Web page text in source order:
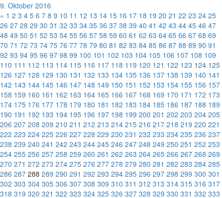
9. Oktober 2016
« 1 2 3 4 5 6 7 8 9 10 11 12 13 14 15 16 17 18 19 20 21 22 23 24 25
26 27 28 29 30 31 32 33 34 35 36 37 38 39 40 41 42 43 44 45 46 47
48 49 50 51 52 53 54 55 56 57 58 59 60 61 62 63 64 65 66 67 68 69
70 71 72 73 74 75 76 77 78 79 80 81 82 83 84 85 86 87 88 89 90 91
92 93 94 95 96 97 98 99 100 101 102 103 104 105 106 107 108 109
110 111 112 113 114 115 116 117 118 119 120 121 122 123 124 125
126 127 128 129 130 131 132 133 134 135 136 137 138 139 140 141
142 143 144 145 146 147 148 149 150 151 152 153 154 155 156 157
158 159 160 161 162 163 164 165 166 167 168 169 170 171 172 173
174 175 176 177 178 179 180 181 182 183 184 185 186 187 188 189
190 191 192 193 194 195 196 197 198 199 200 201 202 203 204 205
206 207 208 209 210 211 212 213 214 215 216 217 218 219 220 221
222 223 224 225 226 227 228 229 230 231 232 233 234 235 236 237
238 239 240 241 242 243 244 245 246 247 248 249 250 251 252 253
254 255 256 257 258 259 260 261 262 263 264 265 266 267 268 269
270 271 272 273 274 275 276 277 278 279 280 281 282 283 284 285
286 287 288 289 290 291 292 293 294 295 296 297 298 299 300 301
302 303 304 305 306 307 308 309 310 311 312 313 314 315 316 317
318 319 320 321 322 323 324 325 326 327 328 329 330 331 332 333